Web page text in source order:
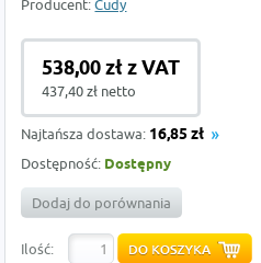
Producent:Cudy
538,00 zł z VAT
437,40 zł netto
Najtańsza dostawa: 16,85 zł
Dostępność: Dostępny
Dodaj do porównania
Ilość: